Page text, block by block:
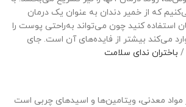
که از خمیر دندان به عنوان یک درمان
استفاده کنید چون می‌تواند به‌راحتی پوست را
می‌کند بیشتر از فایده‌های آن است. جای
/ باختران ندای سلامت
مواد معدنی، ویتامین‌ها و اسیدهای چربی است